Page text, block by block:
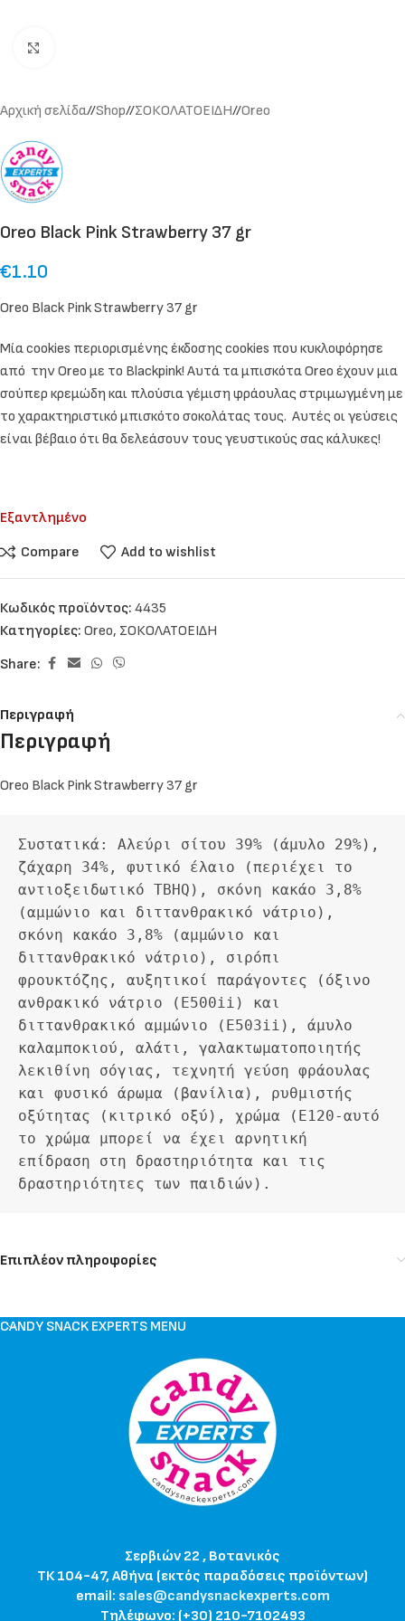
Αρχική σελίδα/ Shop/ ΣΟΚΟΛΑΤΟΕΙΔΗ/ Oreo
Oreo Black Pink Strawberry 37 gr
€1.10
Oreo Black Pink Strawberry 37 gr
Μία cookies περιορισμένης έκδοσης cookies που κυκλοφόρησε
από την Oreo με το Blackpink! Αυτά τα μπισκότα Oreo έχουν μια
σούπερ κρεμώδη και πλούσια γέμιση φράουλας στριμωγμένη με
το χαρακτηριστικό μπισκότο σοκολάτας τους. Αυτές οι γεύσεις
είναι βέβαιο ότι θα δελεάσουν τους γευστικούς σας κάλυκες!
Εξαντλημένο
Compare
Add to wishlist
Κωδικός προϊόντος: 4435
Κατηγορίες: Oreo, ΣΟΚΟΛΑΤΟΕΙΔΗ
Share:
Περιγραφή
Περιγραφή
Oreo Black Pink Strawberry 37 gr
Συστατικά: Αλεύρι σίτου 39% (άμυλο 29%),
ζάχαρη 34%, φυτικό έλαιο (περιέχει το
αντιοξειδωτικό TBHQ), σκόνη κακάο 3,8%
(αμμώνιο και διττανθρακικό νάτριο),
σκόνη κακάο 3,8% (αμμώνιο και
διττανθρακικό νάτριο), σιρόπι
φρουκτόζης, αυξητικοί παράγοντες (όξινο
ανθρακικό νάτριο (E500ii) και
διττανθρακικό αμμώνιο (E503ii), άμυλο
καλαμποκιού, αλάτι, γαλακτωματοποιητής
λεκιθίνη σόγιας, τεχνητή γεύση φράουλας
και φυσικό άρωμα (βανίλια), ρυθμιστής
οξύτητας (κιτρικό οξύ), χρώμα (E120-αυτό
το χρώμα μπορεί να έχει αρνητική
επίδραση στη δραστηριότητα και τις
δραστηριότητες των παιδιών).
Επιπλέον πληροφορίες
CANDY SNACK EXPERTS MENU
Σερβιών 22 , Βοτανικός
ΤΚ 104-47, Αθήνα (εκτός παραδόσεις προϊόντων)
email: sales@candysnackexperts.com
Τηλέφωνο: (+30) 210-7102493